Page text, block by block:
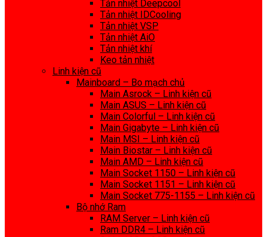
Tản nhiệt Deepcool
Tản nhiệt IDCooling
Tản nhiệt VSP
Tản nhiệt AiO
Tản nhiệt khí
Keo tản nhiệt
Linh kiện cũ
Mainboard – Bo mạch chủ
Main Asrock – Linh kiện cũ
Main ASUS – Linh kiện cũ
Main Colorful – Linh kiện cũ
Main Gigabyte – Linh kiện cũ
Main MSI – Linh kiện cũ
Main Biostar – Linh kiện cũ
Main AMD – Linh kiện cũ
Main Socket 1150 – Linh kiện cũ
Main Socket 1151 – Linh kiện cũ
Main Socket 775-1155 – Linh kiện cũ
Bộ nhớ Ram
RAM Server – Linh kiện cũ
Ram DDR4 – Linh kiện cũ